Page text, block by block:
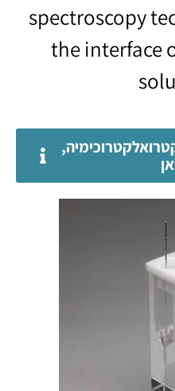
spectroscopy
the interface